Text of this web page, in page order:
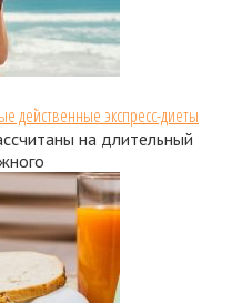
действенные экспресс-диеты
на длительный